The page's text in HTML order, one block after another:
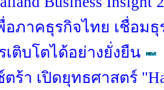
อภาคธุรกิจไทย เชื่อม
เติบโตได้อย่างยั่งยืน
ร้า เปิดยุทธศาสตร์